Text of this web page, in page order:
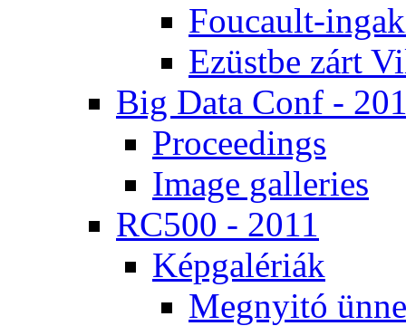
Fo­u­ca­ult-
Ezüst­be zárt
Big Da­ta Conf -
Pro­ce­e­dings
Image gal­le­ri­es
RC500 - 2011
Kép­ga­lé­ri­ák
Meg­nyi­tó